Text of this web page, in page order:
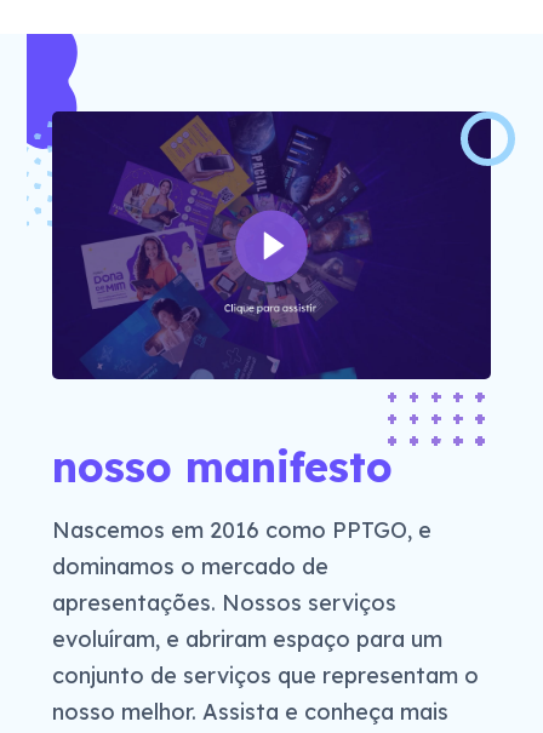
nosso manifesto
Nascemos em 2016 como PPTGO, e
dominamos o mercado de
apresentações. Nossos serviços
evoluíram, e abriram espaço para um
conjunto de serviços que representam o
nosso melhor. Assista e conheça mais